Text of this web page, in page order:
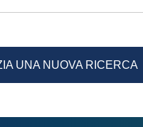
UNA NUOVA RICERCA